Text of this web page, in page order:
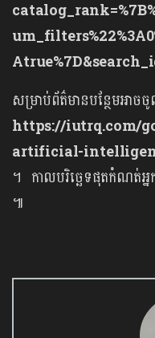
សម្រាប់ព័ត៌មានបន្ថែមអា
https://iutrq.com/
artificial-
។ កាលបរិច្ឆេទផុតកំណត់អ្
៕